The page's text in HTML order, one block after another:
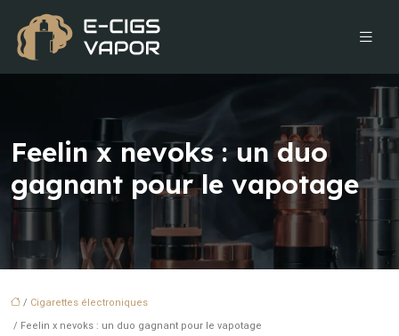
Feelin x nevoks : un duo
gagnant pour le vapotage
/ Cigarettes électroniques
/ Feelin x nevoks : un duo gagnant pour le vapotage